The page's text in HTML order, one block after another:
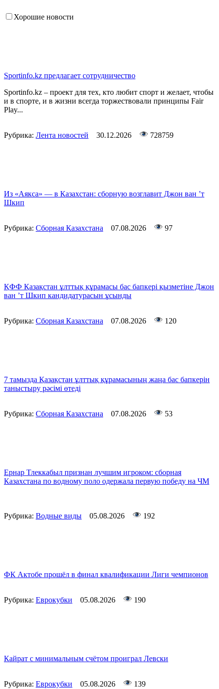
Хорошие новости
Sportinfo.kz предлагает сотрудничество
Sportinfo.kz – проект для тех, кто любит спорт и желает, чтобы
и в спорте, и в жизни всегда торжествовали принципы Fair
Play...
Рубрика: Лента новостей 30.12.2026 728759
Из «Аякса» — в Казахстан: сборную возглавит Джон ван ’т
Шкип
Рубрика: Сборная Казахстана 07.08.2026 97
ҚФФ Қазақстан ұлттық құрамасы бас бапкері қызметіне Джон
ван ’т Шкип кандидатурасын ұсынды
Рубрика: Сборная Казахстана 07.08.2026 120
7 тамызда Қазақстан ұлттық құрамасының жаңа бас бапкерін
таныстыру рәсімі өтеді
Рубрика: Сборная Казахстана 07.08.2026 53
Ернар Тлеккабыл признан лучшим игроком: сборная
Казахстана по водному поло одержала первую победу на ЧМ
Рубрика: Водные виды 05.08.2026 192
ФК Актобе прошёл в финал квалификации Лиги чемпионов
Рубрика: Еврокубки 05.08.2026 190
Кайрат с минимальным счётом проиграл Левски
Рубрика: Еврокубки 05.08.2026 139